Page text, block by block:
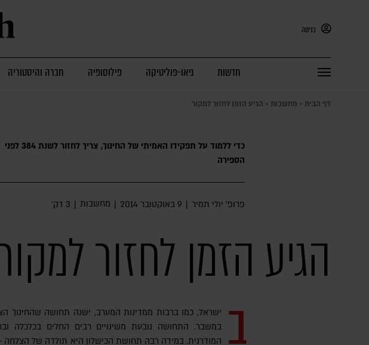
כניסה
חדשות גיאו-פוליטיקה פילוסופיה חברה והיסטוריה
דף הבית » מחשבות » הגיע הזמן לחזור למקור
כדי ללמוד על תפקידו האמיתי של החינוך, צריך לחזור לשנת 384 לפני
הספירה
פרופ׳ יולי תמיר | 9 באוקטובר 2014 | מחשבות | 3 דק׳
הגיע הזמן לחזור
ב
ישראל, כמו ברבות ממדינות המערב, ישנה תחושה שהחינוך
במשבר. התחושה נובעת משינויים רבים החלים בכלכלה
המודרנית. במידה רבה תחושת הכישלון היא תולדה של הצלחה -